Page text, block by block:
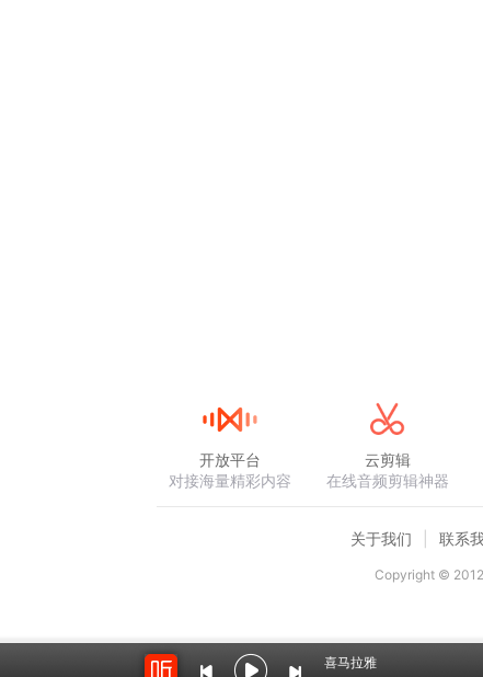
喜马拉雅
开放平台
对接海量精彩内容
云剪辑
在线音频剪辑神器
关于我们 联系
Copyright ©